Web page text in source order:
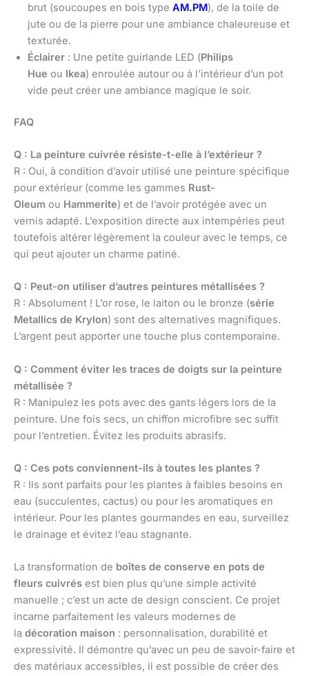
brut (soucoupes en bois type AM.PM), de la toile de
jute ou de la pierre pour une ambiance chaleureuse et
texturée.
Éclairer : Une petite guirlande LED (Philips
Hue ou Ikea) enroulée autour ou à l’intérieur d’un pot
vide peut créer une ambiance magique le soir.
FAQ
Q : La peinture cuivrée résiste-t-elle à l’extérieur ?
R : Oui, à condition d’avoir utilisé une peinture spécifique
pour extérieur (comme les gammes Rust-
Oleum ou Hammerite) et de l’avoir protégée avec un
vernis adapté. L’exposition directe aux intempéries peut
toutefois altérer légèrement la couleur avec le temps, ce
qui peut ajouter un charme patiné.
Q : Peut-on utiliser d’autres peintures métallisées ?
R : Absolument ! L’or rose, le laiton ou le bronze (série
Metallics de Krylon) sont des alternatives magnifiques.
L’argent peut apporter une touche plus contemporaine.
Q : Comment éviter les traces de doigts sur la peinture
métallisée ?
R : Manipulez les pots avec des gants légers lors de la
peinture. Une fois secs, un chiffon microfibre sec suffit
pour l’entretien. Évitez les produits abrasifs.
Q : Ces pots conviennent-ils à toutes les plantes ?
R : Ils sont parfaits pour les plantes à faibles besoins en
eau (succulentes, cactus) ou pour les aromatiques en
intérieur. Pour les plantes gourmandes en eau, surveillez
le drainage et évitez l’eau stagnante.
La transformation de boîtes de conserve en pots de
fleurs cuivrés est bien plus qu’une simple activité
manuelle ; c’est un acte de design conscient. Ce projet
incarne parfaitement les valeurs modernes de
la décoration maison : personnalisation, durabilité et
expressivité. Il démontre qu’avec un peu de savoir-faire et
des matériaux accessibles, il est possible de créer des